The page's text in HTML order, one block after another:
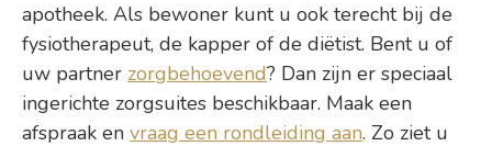
apotheek. Als bewoner kunt u ook terecht bij de
fysiotherapeut, de kapper of de diëtist. Bent u of
uw partner zorgbehoevend? Dan zijn er speciaal
ingerichte zorgsuites beschikbaar. Maak een
afspraak en vraag een rondleiding aan. Zo ziet u